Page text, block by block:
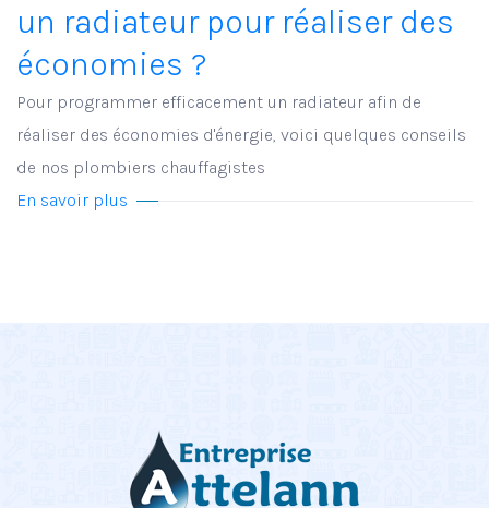
un radiateur pour réaliser des
économies ?
Pour programmer efficacement un radiateur afin de
réaliser des économies d'énergie, voici quelques conseils
de nos plombiers chauffagistes
En savoir plus